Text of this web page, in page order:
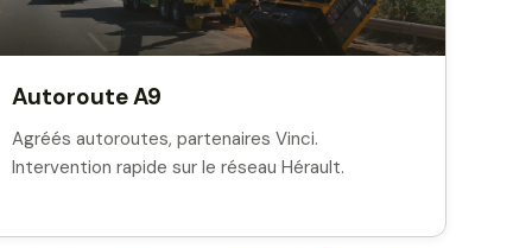
Autoroute A9
Agréés autoroutes, partenaires Vinci.
Intervention rapide sur le réseau Hérault.